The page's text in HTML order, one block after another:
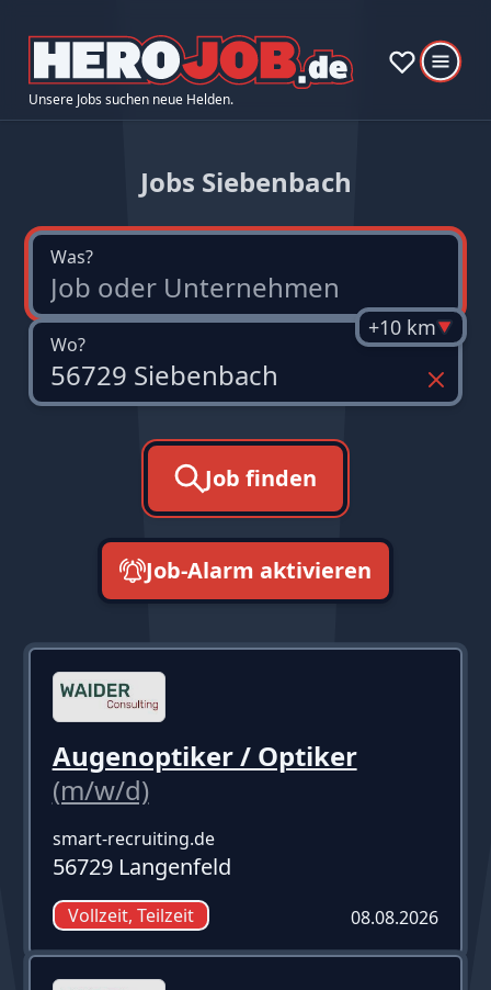
Unsere Jobs suchen neue Helden.
Jobs Siebenbach
Was?
Wo?
+10 km
Job finden
Job-Alarm aktivieren
Augenoptiker / Optiker
(m/w/d)
smart-recruiting.de
56729 Langenfeld
Vollzeit, Teilzeit 08.08.2026